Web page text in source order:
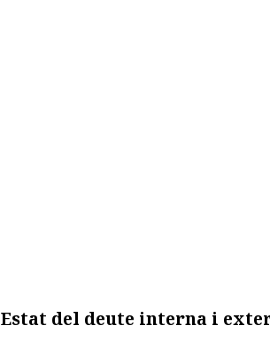
Estat del deute interna i